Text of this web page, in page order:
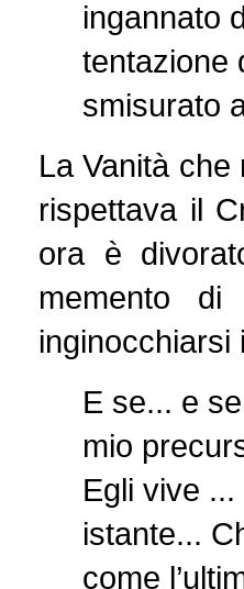
ingannato
tentazione
smisurato
La Vanità
rispettava il
ora è
memento
E se... e
mio
Egli vive
istante...
come